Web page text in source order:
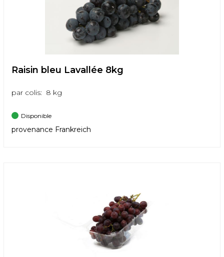
Raisin bleu Lavallée 8kg
par colis: 8 kg
Disponible
provenance Frankreich